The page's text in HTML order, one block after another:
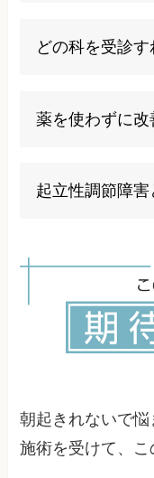
うつ病など多岐
ることが多く、
どの科を受診す
て睡眠外来や心
的です。当院で
薬を使わずに改
善する例も多く
起立性調節障害
で、思春期に多
状の一因にもな
必要があります。
朝起きれないで
施術を受けて、こ